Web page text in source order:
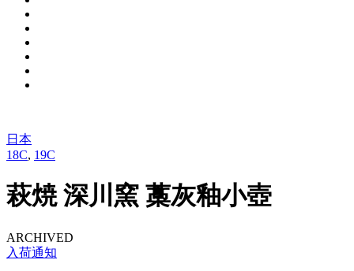
日本
18C, 19C
萩焼 深川窯 藁灰釉小壺
ARCHIVED
入荷通知